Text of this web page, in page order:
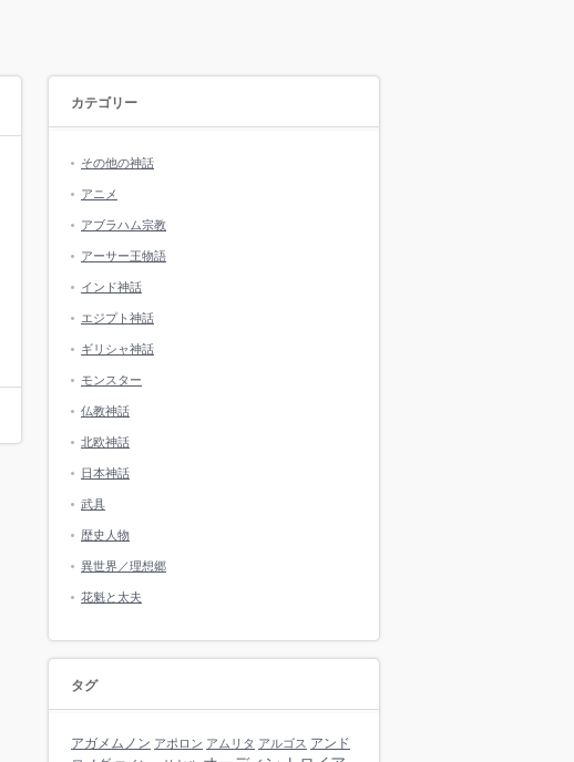
カテゴリー
その他の神話
アニメ
アブラハム宗教
アーサー王物語
インド神話
エジプト神話
ギリシャ神話
モンスター
仏教神話
北欧神話
日本神話
武具
歴史人物
異世界／理想郷
花魁と太夫
タグ
アガメムノン アポロン アムリタ アルゴス アンド